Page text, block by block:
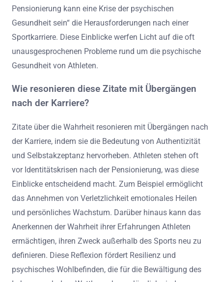
Pensionierung kann eine Krise der psychischen
Gesundheit sein“ die Herausforderungen nach einer
Sportkarriere. Diese Einblicke werfen Licht auf die oft
unausgesprochenen Probleme rund um die psychische
Gesundheit von Athleten.
Wie resonieren diese Zitate mit Übergängen
nach der Karriere?
Zitate über die Wahrheit resonieren mit Übergängen nach
der Karriere, indem sie die Bedeutung von Authentizität
und Selbstakzeptanz hervorheben. Athleten stehen oft
vor Identitätskrisen nach der Pensionierung, was diese
Einblicke entscheidend macht. Zum Beispiel ermöglicht
das Annehmen von Verletzlichkeit emotionales Heilen
und persönliches Wachstum. Darüber hinaus kann das
Anerkennen der Wahrheit ihrer Erfahrungen Athleten
ermächtigen, ihren Zweck außerhalb des Sports neu zu
definieren. Diese Reflexion fördert Resilienz und
psychisches Wohlbefinden, die für die Bewältigung des